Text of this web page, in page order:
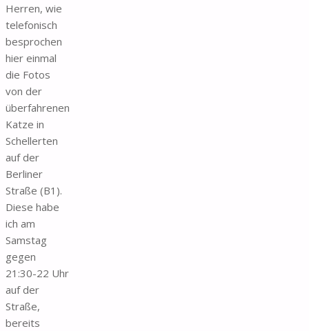
Herren, wie
telefonisch
besprochen
hier einmal
die Fotos
von der
überfahrenen
Katze in
Schellerten
auf der
Berliner
Straße (B1).
Diese habe
ich am
Samstag
gegen
21:30-22 Uhr
auf der
Straße,
bereits